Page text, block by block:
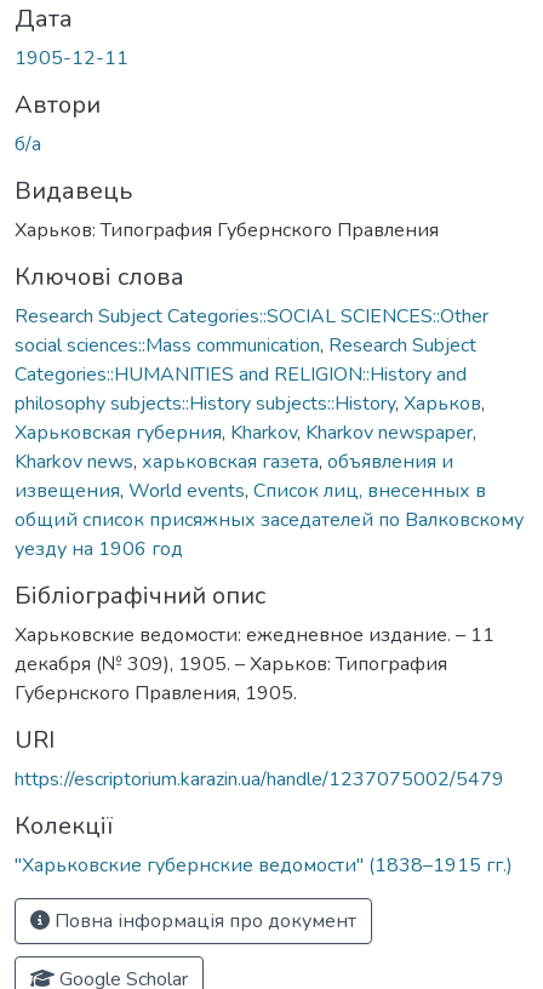
Дата
1905-12-11
Автори
б/а
Видавець
Харьков: Типография Губернского Правления
Ключові слова
Research Subject Categories::SOCIAL SCIENCES::Other
social sciences::Mass communication, Research Subject
Categories::HUMANITIES and RELIGION::History and
philosophy subjects::History subjects::History, Харьков,
Харьковская губерния, Kharkov, Kharkov newspaper,
Kharkov news, харьковская газета, объявления и
извещения, World events, Список лиц, внесенных в
общий список присяжных заседателей по Валковскому
уезду на 1906 год
Бібліографічний опис
Харьковские ведомости: ежедневное издание. – 11
декабря (№ 309), 1905. – Харьков: Типография
Губернского Правления, 1905.
URI
https://escriptorium.karazin.ua/handle/1237075002/5479
Колекції
"Харьковские губернские ведомости" (1838–1915 гг.)
Повна інформація про документ
Google Scholar